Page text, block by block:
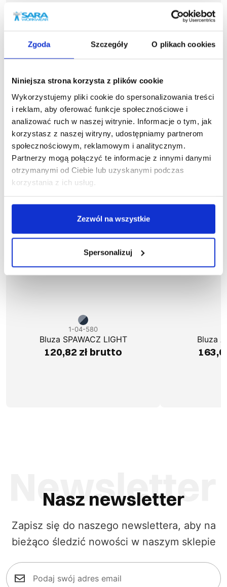
Zgoda Szczegóły O plikach cookies
Niniejsza strona korzysta z plików cookie
Wykorzystujemy pliki cookie do spersonalizowania treści
i reklam, aby oferować funkcje społecznościowe i
analizować ruch w naszej witrynie. Informacje o tym, jak
korzystasz z naszej witryny, udostępniamy partnerom
społecznościowym, reklamowym i analitycznym.
Partnerzy mogą połączyć te informacje z innymi danymi
otrzymanymi od Ciebie lub uzyskanymi podczas
korzystania z ich usług.
Zezwól na wszystkie
Spersonalizuj
Podobne produkty
1-04-580
Bluza SPAWACZ LIGHT
120,82 zł brutto
Bluza
Nasz newsletter
Zapisz się do naszego newslettera, aby na
bieżąco śledzić nowości w naszym sklepie